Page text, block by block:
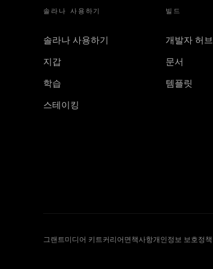
솔라나 사용하기
솔라나 사용하기
지갑
학습
스테이킹
빌드
개발자 허브
문서
템플릿
그랜트미디어 키트커리어 면책사항개인정보 보호정책